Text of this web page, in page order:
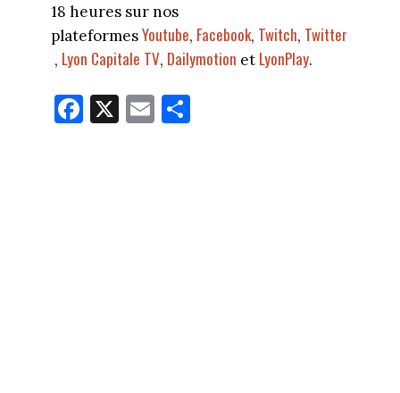
18 heures sur nos
plateformesYoutube, Facebook, Twitch, Twitter
, Lyon Capitale TV, Dailymotion et LyonPlay.
Fa
ce
X E
m
Pa